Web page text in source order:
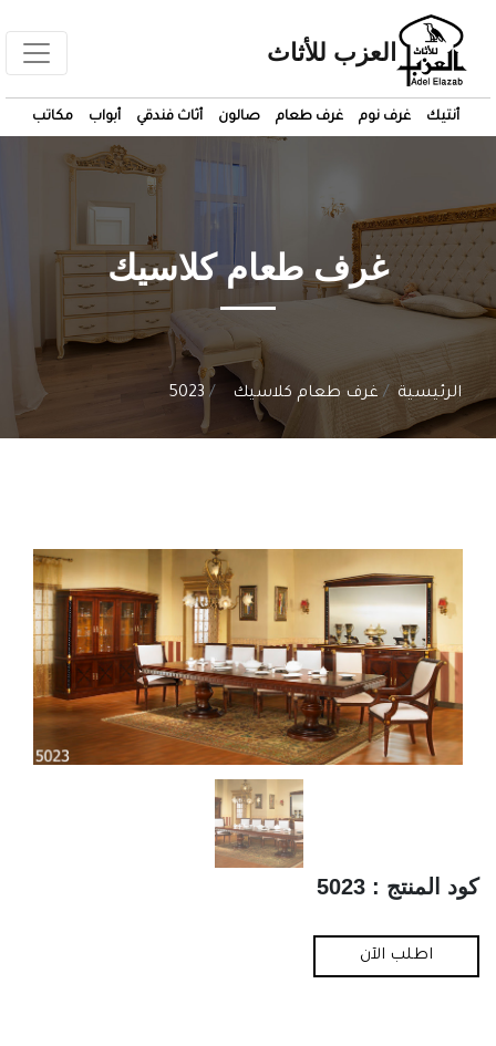
العزب للأثاث
أنتيك غرف نوم غرف طعام صالون أثاث فندقي أبواب مكاتب
غرف طعام كلاسيك
الرئيسية غرف طعام كلاسيك 5023
كود المنتج : 5023
اطلب الآن